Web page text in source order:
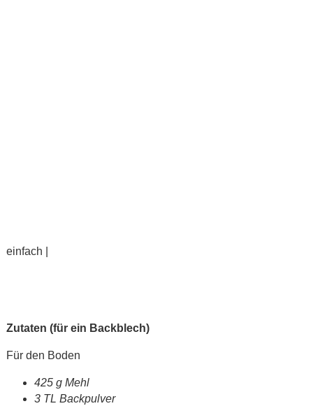
einfach |
Zutaten (für ein Backblech)
Für den Boden
425 g Mehl
3 TL Backpulver